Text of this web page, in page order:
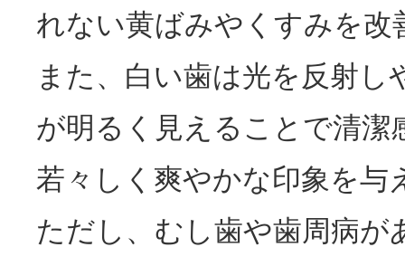
れない黄ばみやくすみを改
また、白い歯は光を反射し
が明るく見えることで清潔
若々しく爽やかな印象を与
ただし、むし歯や歯周病が